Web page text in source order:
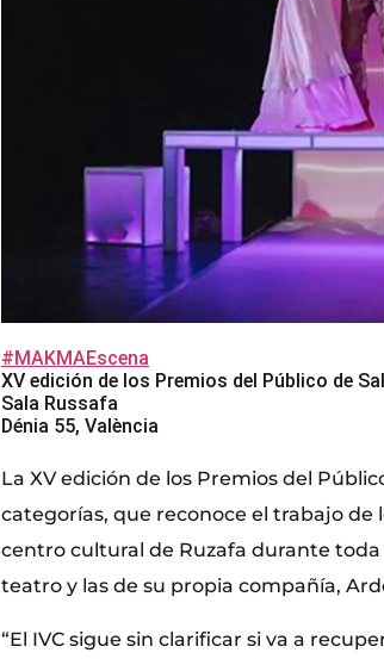
#MAKMAEscena
XV edición de los Premios del Público de
Sala Russafa
Dénia 55, València
La XV edición de los Premios del
categorías, que reconoce el trabajo de
centro cultural de Ruzafa durante
teatro y las de su propia compañía,
“El IVC sigue sin clarificar si va a